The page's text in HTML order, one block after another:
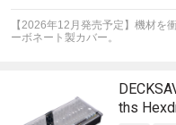
【2026年12月発売予定】機材を
ーボネート製カバー。
ths